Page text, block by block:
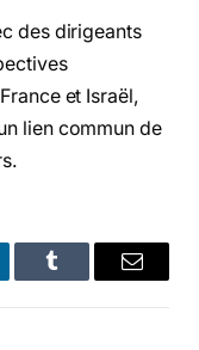
des dirigeants
et Israël,
lien commun de
Tumblr Email